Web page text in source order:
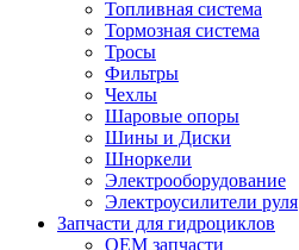
Топливная система
Тормозная система
Тросы
Фильтры
Чехлы
Шаровые опоры
Шины и Диски
Шноркели
Электрооборудование
Электроусилители руля
Запчасти для гидроциклов
OEM запчасти